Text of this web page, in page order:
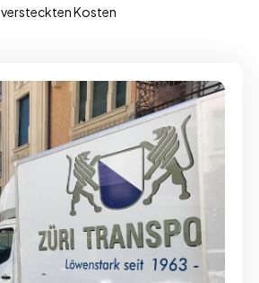
versteckten Kosten